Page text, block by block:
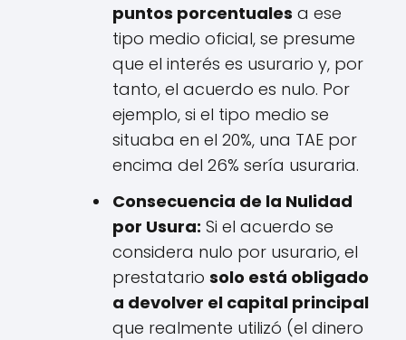
puntos porcentuales a ese
tipo medio oficial, se presume
que el interés es usurario y, por
tanto, el acuerdo es nulo. Por
ejemplo, si el tipo medio se
situaba en el 20%, una TAE por
encima del 26% sería usuraria.
Consecuencia de la Nulidad
por Usura: Si el acuerdo se
considera nulo por usurario, el
prestatario solo está obligado
a devolver el capital principal
que realmente utilizó (el dinero